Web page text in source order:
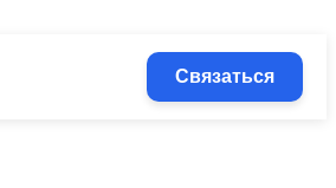
Связаться